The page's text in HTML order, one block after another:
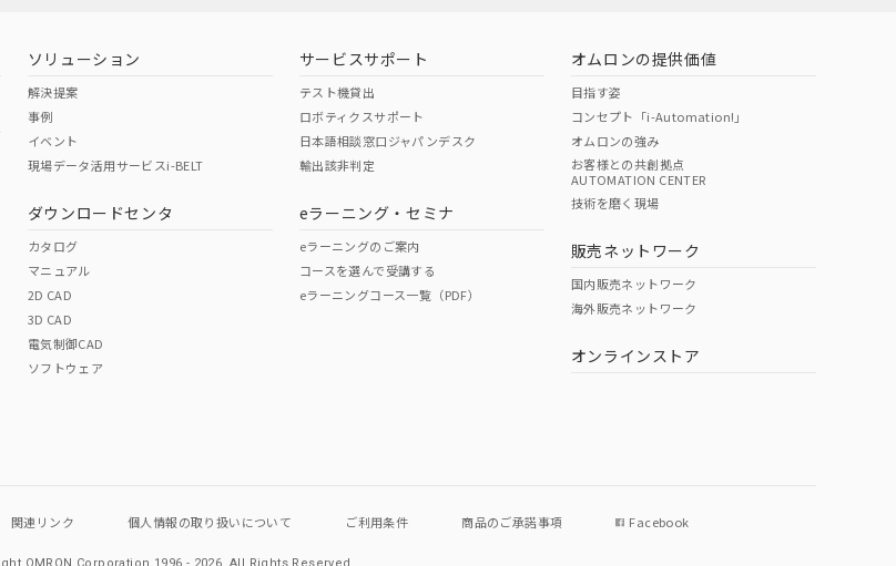
O O
が混在する可能性があります。
い。
（日本
（アメリカ
この製品の規格認証/適合状況ページへ
その他の認証はこちらのページからご検索ください
ソリューション
解決提案
事例
イベント
現場データ活用サービスi-BELT
ダウンロードセンタ
カタログ
マニュアル
2D CAD
3D CAD
電気制御CAD
ソフトウェア
サービスサポート
テスト機貸出
ロボティクスサポート
日本語相談窓口ジャパンデスク
輸出該非判定
eラーニング・セミナ
eラーニングのご案内
コースを選んで受講する
eラーニングコース一覧（PDF）
オムロンの提供価値
目指す姿
コンセプト「i-Automation!」
オムロンの強み
お客様との共創拠点
AUTOMATION CENTER
技術を磨く現場
販売ネットワーク
国内販売ネットワーク
海外販売ネットワーク
オンラインストア
関連リンク 個人情報の取り扱いについて ご利用条件 商品のご承諾事項 Facebook